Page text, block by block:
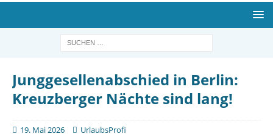
Junggesellenabschied in Berlin:
Kreuzberger Nächte sind lang!
19. Mai 2026 UrlaubsProfi